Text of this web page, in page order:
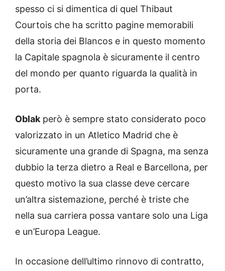
spesso ci si dimentica di quel Thibaut
Courtois che ha scritto pagine memorabili
della storia dei Blancos e in questo momento
la Capitale spagnola è sicuramente il centro
del mondo per quanto riguarda la qualità in
porta.
Oblak però è sempre stato considerato poco
valorizzato in un Atletico Madrid che è
sicuramente una grande di Spagna, ma senza
dubbio la terza dietro a Real e Barcellona, per
questo motivo la sua classe deve cercare
un’altra sistemazione, perché è triste che
nella sua carriera possa vantare solo una Liga
e un’Europa League.
In occasione dell’ultimo rinnovo di contratto,